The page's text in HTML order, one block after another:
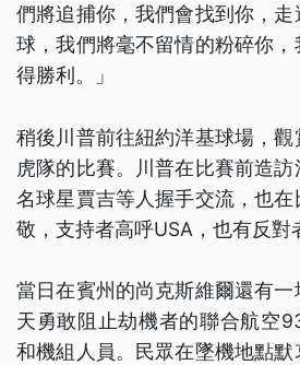
們將追捕你，我們會找到你，
球，我們將毫不留情的粉碎你
得勝利。」
稍後川普前往紐約洋基球場，
虎隊的比賽。川普在比賽前造
名球星賈吉等人握手交流，也
敬，支持者高呼USA，也有反對
當日在賓州的尚克斯維爾還有
天勇敢阻止劫機者的聯合航空
和機組人員。民眾在墜機地點